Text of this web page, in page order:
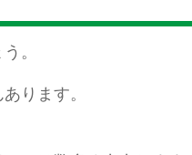
。
ります。